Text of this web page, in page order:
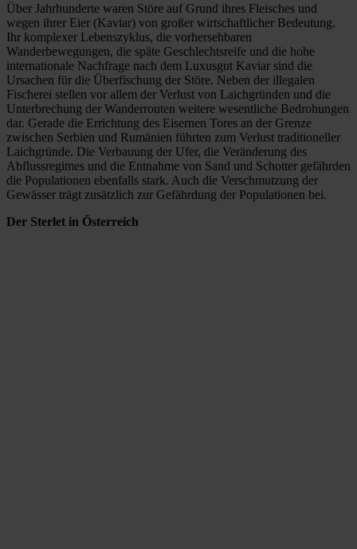
Über Jahrhunderte waren Störe auf Grund ihres Fleisches und
wegen ihrer Eier (Kaviar) von großer wirtschaftlicher Bedeutung.
Ihr komplexer Lebenszyklus, die vorhersehbaren
Wanderbewegungen, die späte Geschlechtsreife und die hohe
internationale Nachfrage nach dem Luxusgut Kaviar sind die
Ursachen für die Überfischung der Störe. Neben der illegalen
Fischerei stellen vor allem der Verlust von Laichgründen und die
Unterbrechung der Wanderrouten weitere wesentliche Bedrohungen
dar. Gerade die Errichtung des Eisernen Tores an der Grenze
zwischen Serbien und Rumänien führten zum Verlust traditioneller
Laichgründe. Die Verbauung der Ufer, die Veränderung des
Abflussregimes und die Entnahme von Sand und Schotter gefährden
die Populationen ebenfalls stark. Auch die Verschmutzung der
Gewässer trägt zusätzlich zur Gefährdung der Populationen bei.
Der Sterlet in Österreich